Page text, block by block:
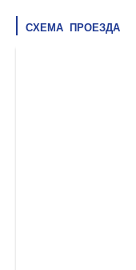
СХЕМА ПРОЕЗДА